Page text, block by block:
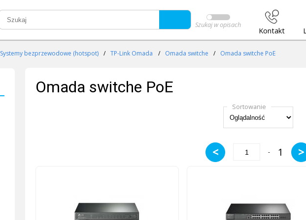
Szukaj w opisach
Kontakt
Systemy bezprzewodowe (hotspot) / TP-Link Omada / Omada switche / Omada switche PoE
Omada switche PoE
Sortowanie
< - 1 >